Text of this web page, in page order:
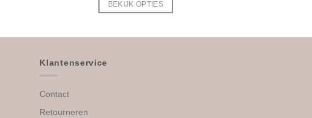
BEKIJK OPTIES
Klantenservice
Contact
Retourneren